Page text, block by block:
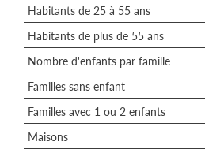
Habitants de 25 à 55 ans
Habitants de plus de 55 ans
Nombre d'enfants par famille
Familles sans enfant
Familles avec 1 ou 2 enfants
Maisons